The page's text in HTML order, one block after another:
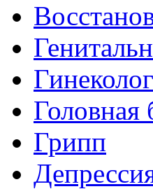
Головная
Грипп